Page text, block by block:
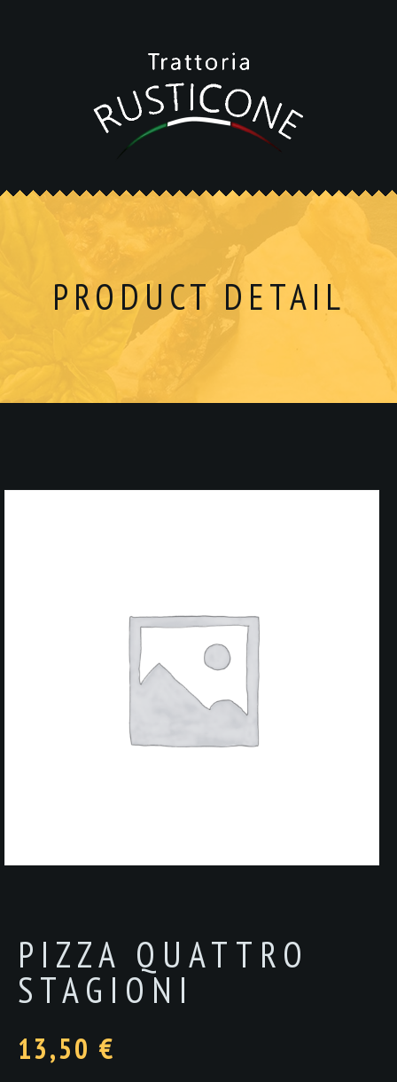
PRODUCT DETAIL
PIZZA QUATTRO
STAGIONI
13,50 €